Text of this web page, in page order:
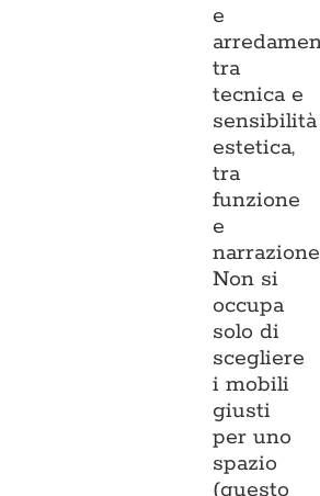
e
tra
tecnica e
sensibilità
estetica,
tra
funzione
e
Non si
occupa
solo di
scegliere
i mobili
giusti
per uno
spazio
(questo